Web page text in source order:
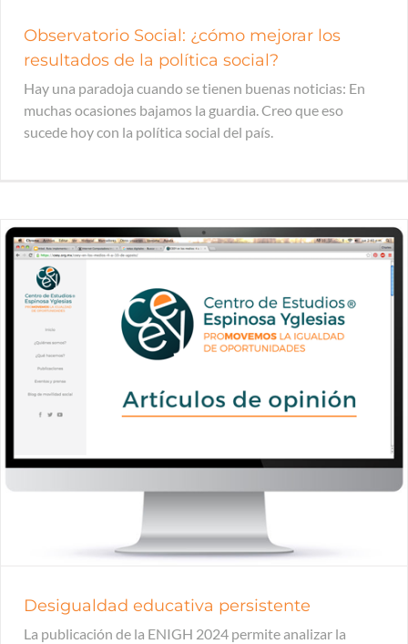
Observatorio Social: ¿cómo mejorar los
resultados de la política social?
Hay una paradoja cuando se tienen buenas noticias: En
muchas ocasiones bajamos la guardia. Creo que eso
sucede hoy con la política social del país.
Desigualdad educativa persistente
La publicación de la ENIGH 2024 permite analizar la